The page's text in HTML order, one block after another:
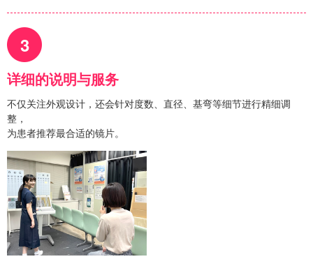
3
详细的说明与服务
不仅关注外观设计，还会针对度数、直径、基弯等细节进行精细调
整，
为患者推荐最合适的镜片。